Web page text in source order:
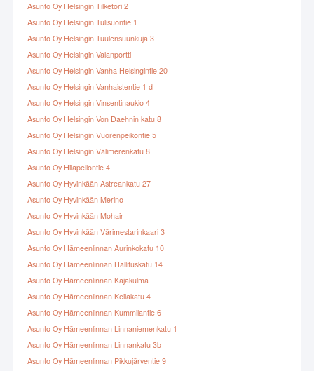
Asunto Oy Helsingin Tilketori 2
Asunto Oy Helsingin Tulisuontie 1
Asunto Oy Helsingin Tuulensuunkuja 3
Asunto Oy Helsingin Valanportti
Asunto Oy Helsingin Vanha Helsingintie 20
Asunto Oy Helsingin Vanhaistentie 1 d
Asunto Oy Helsingin Vinsentinaukio 4
Asunto Oy Helsingin Von Daehnin katu 8
Asunto Oy Helsingin Vuorenpeikontie 5
Asunto Oy Helsingin Välimerenkatu 8
Asunto Oy Hilapellontie 4
Asunto Oy Hyvinkään Astreankatu 27
Asunto Oy Hyvinkään Merino
Asunto Oy Hyvinkään Mohair
Asunto Oy Hyvinkään Värimestarinkaari 3
Asunto Oy Hämeenlinnan Aurinkokatu 10
Asunto Oy Hämeenlinnan Hallituskatu 14
Asunto Oy Hämeenlinnan Kajakulma
Asunto Oy Hämeenlinnan Keilakatu 4
Asunto Oy Hämeenlinnan Kummilantie 6
Asunto Oy Hämeenlinnan Linnaniemenkatu 1
Asunto Oy Hämeenlinnan Linnankatu 3b
Asunto Oy Hämeenlinnan Pikkujärventie 9